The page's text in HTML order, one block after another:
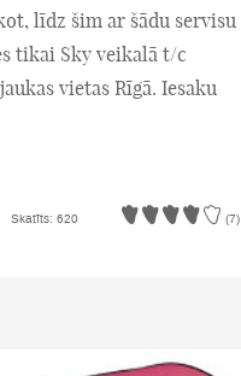
līdz šim ar šādu servisu
tikai Sky veikalā t/c
vietas Rīgā. Iesaku
Skatīts: 620 (7)